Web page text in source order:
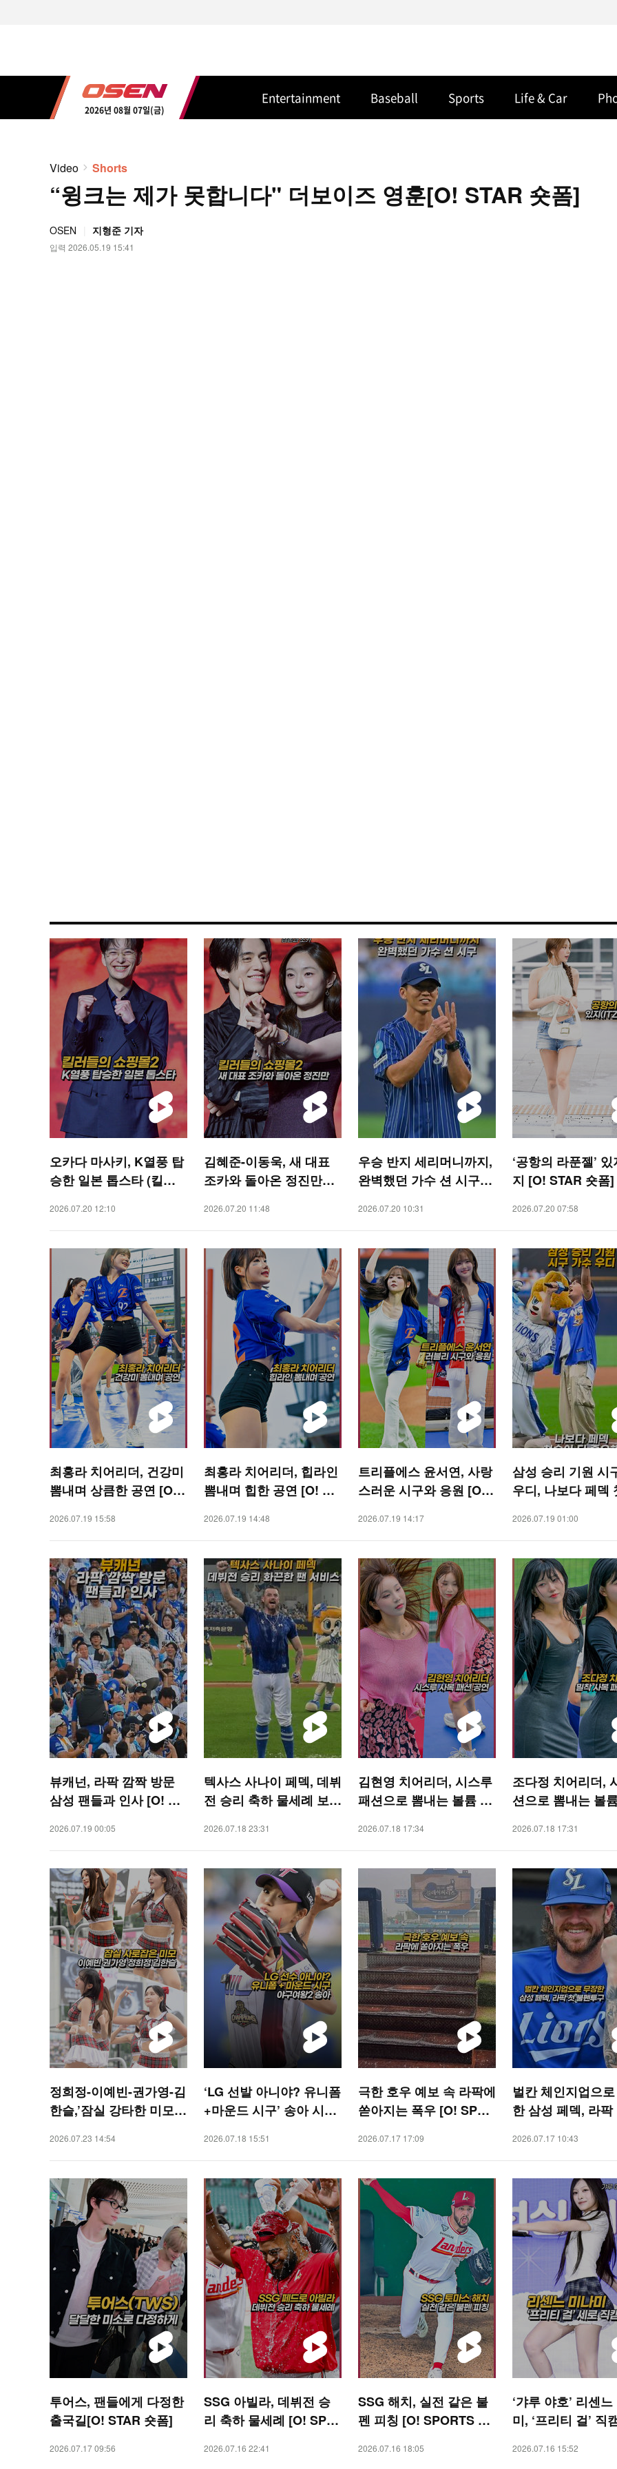
2026년 08월 07일(금)
Entertainment Baseball Sports Life & Car
Video Shorts
“윙크는 제가 못합니다" 더보이즈 영훈[O! STAR 숏폼]
OSEN 지형준 기자
입력 2026.05.19 15:41
오카다 마사키, K열풍 탑
승한 일본 톱스타 (킬러
숏폼]
2026.07.20 12:10
김혜준-이동욱, 새 대표
조카와 돌아온 정진만
TAR 숏폼]
2026.07.20 11:48
우승 반지 세리머니까지,
완벽했던 가수 션 시구
2026.07.20 10:31
‘공항의 라푼젤’
지 [O! STAR 숏폼]
2026.07.20 07:58
최홍라 치어리더, 건강미
뽐내며 상큼한 공연 [O!
2026.07.19 15:58
최홍라 치어리더, 힙라인
뽐내며 힙한 공연 [O! SP
2026.07.19 14:48
트리플에스 윤서연, 사랑
스러운 시구와 응원 [O!
2026.07.19 14:17
삼성 승리 기원 시
우디, 나보다 페덱
숏폼]
2026.07.19 01:00
뷰캐넌, 라팍 깜짝 방문
삼성 팬들과 인사 [O! SP
2026.07.19 00:05
텍사스 사나이 페덱, 데뷔
전 승리 축하 물세례 보다
ORTS 숏폼]
2026.07.18 23:31
김현영 치어리더, 시스루
패션으로 뽐내는 볼륨 몸
2026.07.18 17:34
조다정 치어리더,
션으로 뽐내는 볼
2026.07.18 17:31
정희정-이예빈-권가영-김
한슬,’잠실 강타한 미모’
2026.07.23 14:54
‘LG 선발 아니야? 유니폼
+마운드 시구’ 송아 시구
2026.07.18 15:51
극한 호우 예보 속 라팍에
쏟아지는 폭우 [O! SPOR
2026.07.17 17:09
벌칸 체인지업으
한 삼성 페덱, 라팍
폼]
2026.07.17 10:43
투어스, 팬들에게 다정한
출국길[O! STAR 숏폼]
2026.07.17 09:56
SSG 아빌라, 데뷔전 승
리 축하 물세례 [O! SPO
2026.07.16 22:41
SSG 해치, 실전 같은 불
펜 피칭 [O! SPORTS 숏
2026.07.16 18:05
‘갸루 야호’ 리센
미, ‘프리티 걸’ 직
2026.07.16 15:52